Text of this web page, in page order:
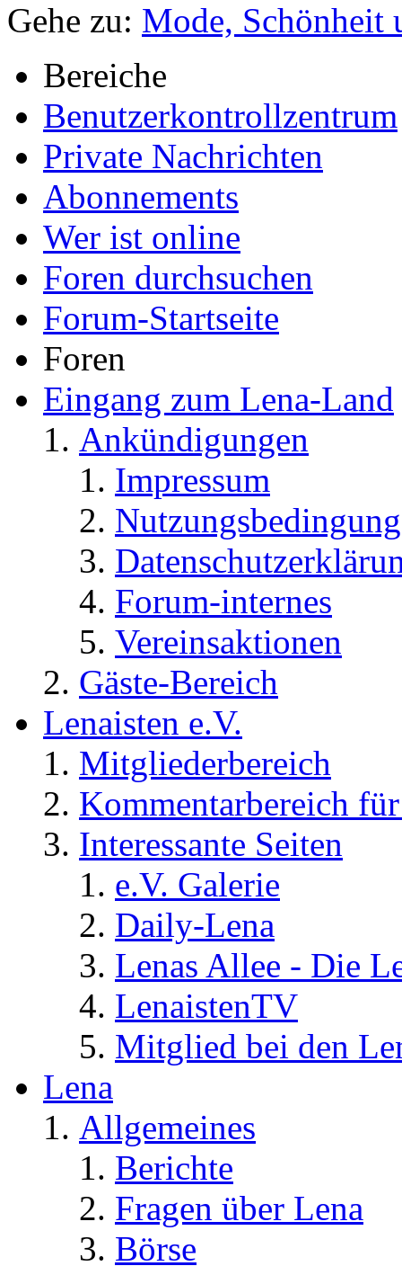
Gehe zu: Mode, Schönheit
Bereiche
Benutzerkontrollzentrum
Private Nachrichten
Abonnements
Wer ist online
Foren durchsuchen
Forum-Startseite
Foren
Eingang zum Lena-Land
Ankündigungen
Impressum
Forum-internes
Vereinsaktionen
Gäste-Bereich
Lenaisten e.V.
Mitgliederbereich
Kommentarbereich
Interessante Seiten
e.V. Galerie
Daily-Lena
Lenas Allee - Die
LenaistenTV
Mitglied bei den
Lena
Allgemeines
Berichte
Fragen über Lena
Börse